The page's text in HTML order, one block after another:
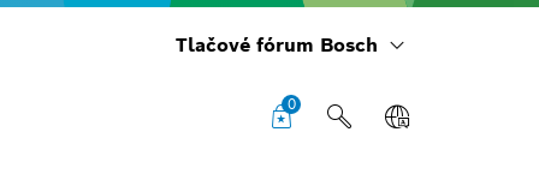
Tlačové fórum Bosch
0